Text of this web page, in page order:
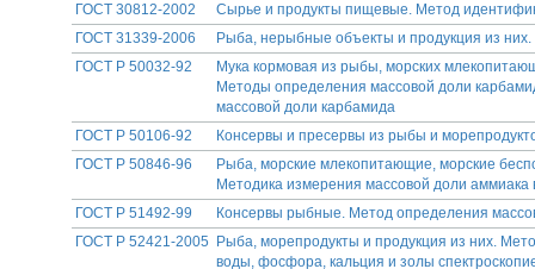
ГОСТ 30812-2002
Сырье и продукты пищевые. Метод
ГОСТ 31339-2006
Рыба, нерыбные объекты и продукция из
ГОСТ Р 50032-92
Мука кормовая из рыбы, морских
Методы определения массовой доли
массовой доли карбамида
ГОСТ Р 50106-92
Консервы и пресервы из рыбы и
ГОСТ Р 50846-96
Рыба, морские млекопитающие, морские
Методика измерения массовой доли аммиака
ГОСТ Р 51492-99
Консервы рыбные. Метод определения
ГОСТ Р 52421-2005
Рыба, морепродукты и продукция из них.
воды, фосфора, кальция и золы